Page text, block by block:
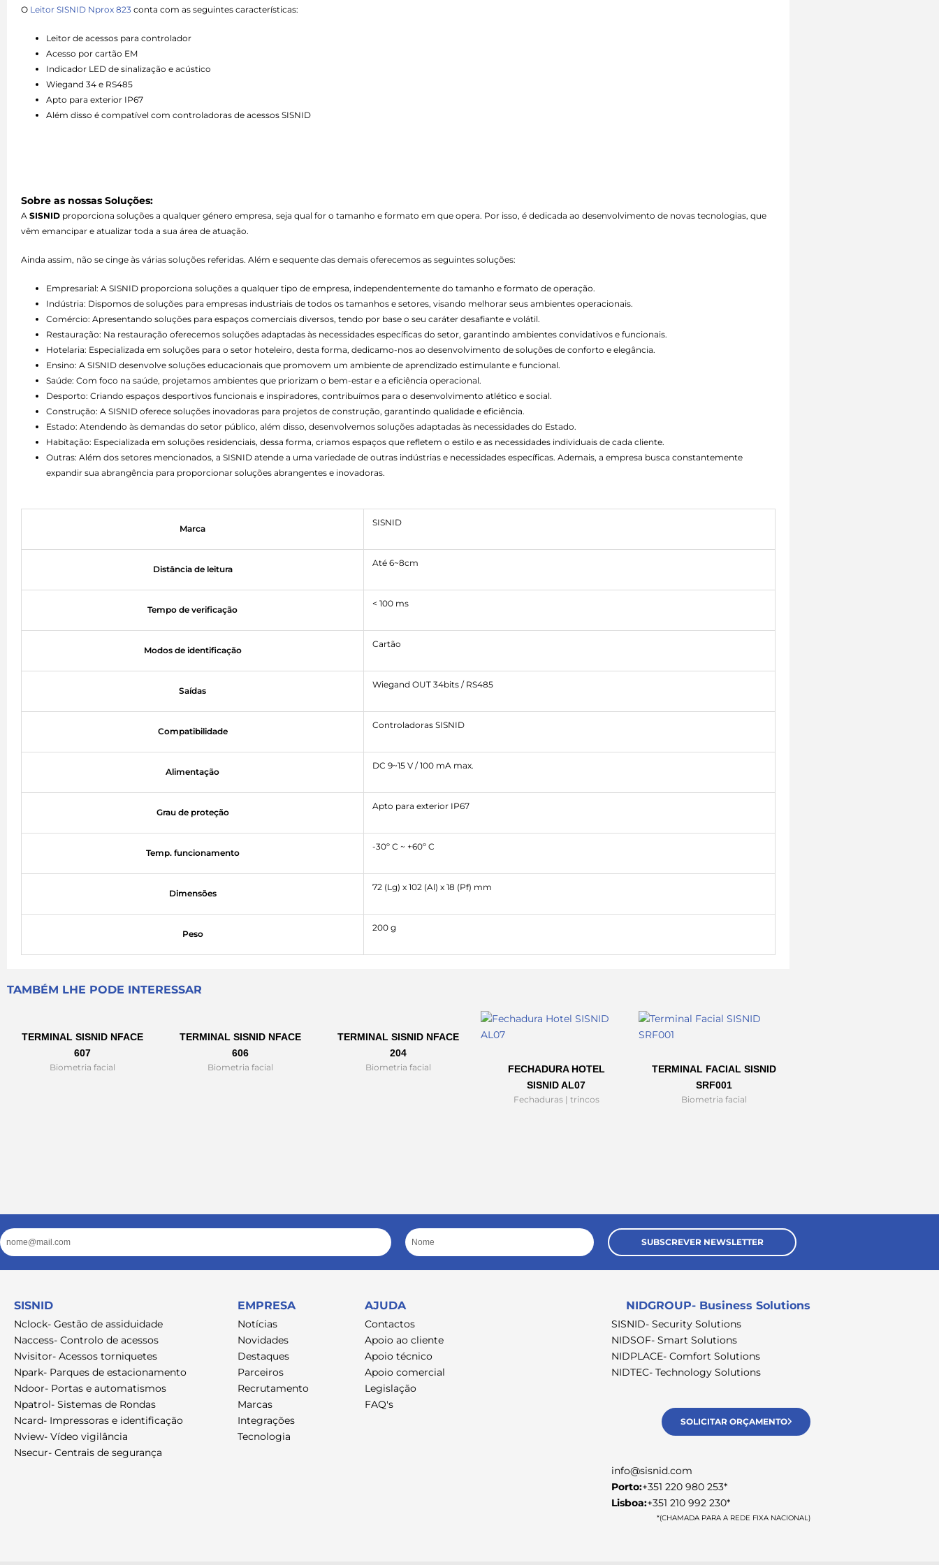
O Leitor SISNID Nprox 823 conta com as seguintes características:
Leitor de acessos para controlador
Acesso por cartão EM
Indicador LED de sinalização e acústico
Wiegand 34 e RS485
Apto para exterior IP67
Além disso é compatível com controladoras de acessos SISNID
Sobre as nossas Soluções:
A SISNID proporciona soluções a qualquer género empresa, seja qual for o tamanho e formato em que opera. Por isso, é dedicada ao desenvolvimento de novas tecnologias, que
vêm emancipar e atualizar toda a sua área de atuação.
Ainda assim, não se cinge às várias soluções referidas. Além e sequente das demais oferecemos as seguintes soluções:
Empresarial: A SISNID proporciona soluções a qualquer tipo de empresa, independentemente do tamanho e formato de operação.
Indústria: Dispomos de soluções para empresas industriais de todos os tamanhos e setores, visando melhorar seus ambientes operacionais.
Comércio: Apresentando soluções para espaços comerciais diversos, tendo por base o seu caráter desafiante e volátil.
Restauração: Na restauração oferecemos soluções adaptadas às necessidades específicas do setor, garantindo ambientes convidativos e funcionais.
Hotelaria: Especializada em soluções para o setor hoteleiro, desta forma, dedicamo-nos ao desenvolvimento de soluções de conforto e elegância.
Ensino: A SISNID desenvolve soluções educacionais que promovem um ambiente de aprendizado estimulante e funcional.
Saúde: Com foco na saúde, projetamos ambientes que priorizam o bem-estar e a eficiência operacional.
Desporto: Criando espaços desportivos funcionais e inspiradores, contribuímos para o desenvolvimento atlético e social.
Construção: A SISNID oferece soluções inovadoras para projetos de construção, garantindo qualidade e eficiência.
Estado: Atendendo às demandas do setor público, além disso, desenvolvemos soluções adaptadas às necessidades do Estado.
Habitação: Especializada em soluções residenciais, dessa forma, criamos espaços que refletem o estilo e as necessidades individuais de cada cliente.
Outras: Além dos setores mencionados, a SISNID atende a uma variedade de outras indústrias e necessidades específicas. Ademais, a empresa busca constantemente
expandir sua abrangência para proporcionar soluções abrangentes e inovadoras.
Marca
SISNID
Distância de leitura
Até 6~8cm
Tempo de verificação
< 100 ms
Modos de identificação
Cartão
Saídas
Wiegand OUT 34bits / RS485
Compatibilidade
Controladoras SISNID
Alimentação
DC 9~15 V / 100 mA max.
Grau de proteção
Apto para exterior IP67
Temp. funcionamento
-30º C ~ +60º C
Dimensões
72 (Lg) x 102 (Al) x 18 (Pf) mm
Peso
200 g
TAMBÉM LHE PODE INTERESSAR
TERMINAL SISNID NFACE
607
Biometria facial
TERMINAL SISNID NFACE
606
Biometria facial
TERMINAL SISNID NFACE
204
Biometria facial
FECHADURA HOTEL
SISNID AL07
Fechaduras | trincos
TERMINAL FACIAL SISNID
SRF001
Biometria facial
Email Nome
SUBSCREVER NEWSLETTER
SISNID
Nclock- Gestão de assiduidade
Naccess- Controlo de acessos
Nvisitor- Acessos torniquetes
Npark- Parques de estacionamento
Ndoor- Portas e automatismos
Npatrol- Sistemas de Rondas
Ncard- Impressoras e identificação
Nview- Vídeo vigilância
Nsecur- Centrais de segurança
EMPRESA
Notícias
Novidades
Destaques
Parceiros
Recrutamento
Marcas
Integrações
Tecnologia
AJUDA
Contactos
Apoio ao cliente
Apoio técnico
Apoio comercial
Legislação
FAQ's
NIDGROUP- Business Solutions
SISNID- Security Solutions
NIDSOF- Smart Solutions
NIDPLACE- Comfort Solutions
NIDTEC- Technology Solutions
SOLICITAR ORÇAMENTO
info@sisnid.com
Porto:+351 220 980 253*
Lisboa:+351 210 992 230*
*(CHAMADA PARA A REDE FIXA NACIONAL)